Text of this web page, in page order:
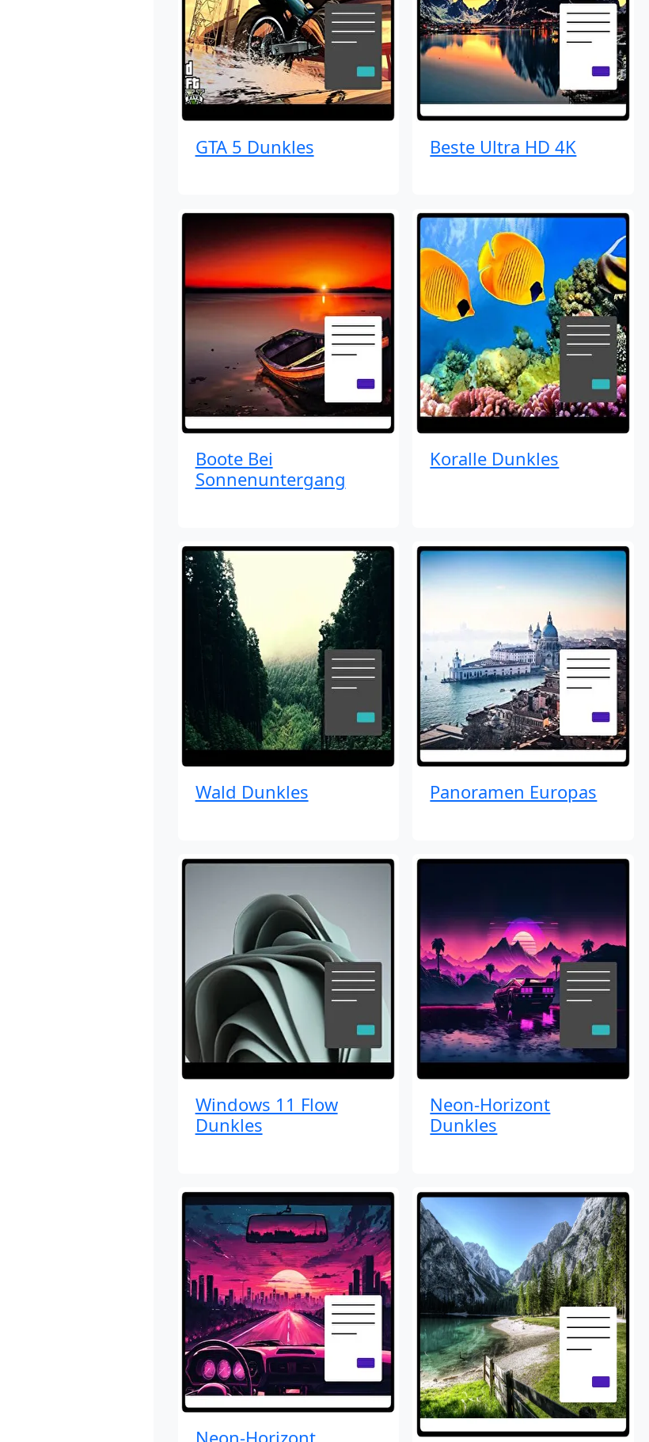
GTA 5 Dunkles Beste Ultra HD 4K
Boote Bei
Sonnenuntergang
Koralle Dunkles
Wald Dunkles Panoramen Europas
Windows 11 Flow
Dunkles
Neon-Horizont
Dunkles